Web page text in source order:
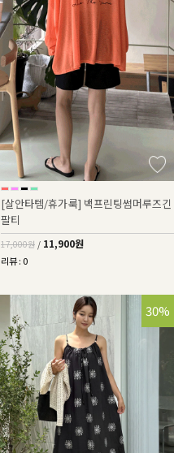
[살안타템/휴가룩] 백프린팅썸머루즈긴
팔티
17,000원 / 11,900원
리뷰 : 0
30%